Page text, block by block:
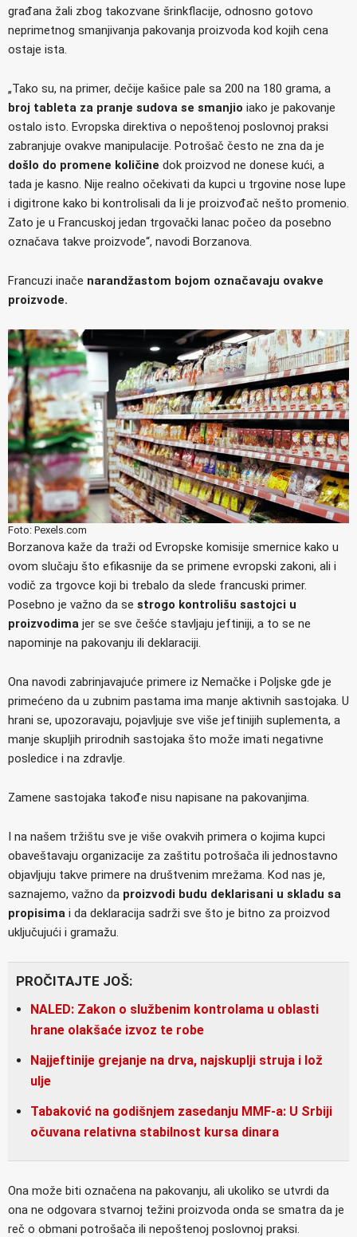
građana žali zbog takozvane šrinkflacije, odnosno gotovo
neprimetnog smanjivanja pakovanja proizvoda kod kojih cena
ostaje ista.
„Tako su, na primer, dečije kašice pale sa 200 na 180 grama, a
broj tableta za pranje sudova se smanjio iako je pakovanje
ostalo isto. Evropska direktiva o nepoštenoj poslovnoj praksi
zabranjuje ovakve manipulacije. Potrošač često ne zna da je
došlo do promene količine dok proizvod ne donese kući, a
tada je kasno. Nije realno očekivati da kupci u trgovine nose lupe
i digitrone kako bi kontrolisali da li je proizvođač nešto promenio.
Zato je u Francuskoj jedan trgovački lanac počeo da posebno
označava takve proizvode“, navodi Borzanova.
Francuzi inače narandžastom bojom označavaju ovakve
proizvode.
Foto: Pexels.com
Borzanova kaže da traži od Evropske komisije smernice kako u
ovom slučaju što efikasnije da se primene evropski zakoni, ali i
vodič za trgovce koji bi trebalo da slede francuski primer.
Posebno je važno da se strogo kontrolišu sastojci u
proizvodima jer se sve češće stavljaju jeftiniji, a to se ne
napominje na pakovanju ili deklaraciji.
Ona navodi zabrinjavajuće primere iz Nemačke i Poljske gde je
primećeno da u zubnim pastama ima manje aktivnih sastojaka. U
hrani se, upozoravaju, pojavljuje sve više jeftinijih suplementa, a
manje skupljih prirodnih sastojaka što može imati negativne
posledice i na zdravlje.
Zamene sastojaka takođe nisu napisane na pakovanjima.
I na našem tržištu sve je više ovakvih primera o kojima kupci
obaveštavaju organizacije za zaštitu potrošača ili jednostavno
objavljuju takve primere na društvenim mrežama. Kod nas je,
saznajemo, važno da proizvodi budu deklarisani u skladu sa
propisima i da deklaracija sadrži sve što je bitno za proizvod
uključujući i gramažu.
PROČITAJTE JOŠ:
NALED: Zakon o službenim kontrolama u oblasti
hrane olakšaće izvoz te robe
Najjeftinije grejanje na drva, najskuplji struja i lož
ulje
Tabaković na godišnjem zasedanju MMF-a: U Srbiji
očuvana relativna stabilnost kursa dinara
Ona može biti označena na pakovanju, ali ukoliko se utvrdi da
ona ne odgovara stvarnoj težini proizvoda onda se smatra da je
reč o obmani potrošača ili nepoštenoj poslovnoj praksi.